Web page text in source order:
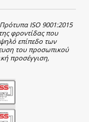
ISO 9001:2015
φροντίδας που
επίπεδο των
του προσωπικού
προσέγγιση,